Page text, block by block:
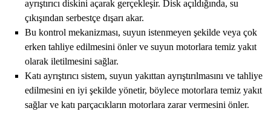
ayrıştırıcı diskini açarak gerçekleşir. Disk açıldığında, su
çıkışından serbestçe dışarı akar.
Bu kontrol mekanizması, suyun istenmeyen şekilde veya çok
erken tahliye edilmesini önler ve suyun motorlara temiz yakıt
olarak iletilmesini sağlar.
Katı ayrıştırıcı sistem, suyun yakıttan ayrıştırılmasını ve tahliye
edilmesini en iyi şekilde yönetir, böylece motorlara temiz yakıt
sağlar ve katı parçacıkların motorlara zarar vermesini önler.